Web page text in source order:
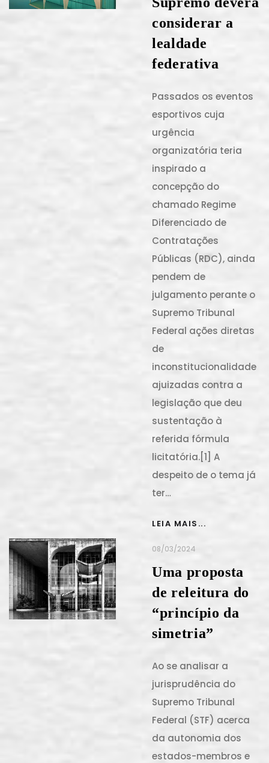
considerar a
lealdade
federativa
Passados os eventos
esportivos cuja
urgência
organizatória teria
inspirado a
concepção do
chamado Regime
Diferenciado de
Contratações
Públicas (RDC), ainda
pendem de
julgamento perante o
Supremo Tribunal
Federal ações diretas
de
inconstitucionalidade
ajuizadas contra a
legislação que deu
sustentação à
referida fórmula
licitatória.[1] A
despeito de o tema já
ter…
LEIA MAIS...
08/03/2024
Uma proposta
de releitura do
“princípio da
simetria”
Ao se analisar a
jurisprudência do
Supremo Tribunal
Federal (STF) acerca
da autonomia dos
estados-membros e